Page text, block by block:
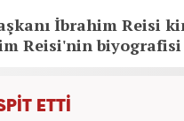
İbrahim Reisi
Reisi'nin biyografisi
ETTİ